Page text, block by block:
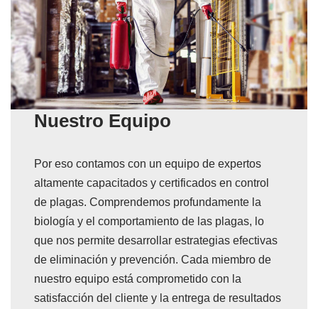
Nuestro Equipo
Por eso contamos con un equipo de expertos
altamente capacitados y certificados en control
de plagas. Comprendemos profundamente la
biología y el comportamiento de las plagas, lo
que nos permite desarrollar estrategias efectivas
de eliminación y prevención. Cada miembro de
nuestro equipo está comprometido con la
satisfacción del cliente y la entrega de resultados